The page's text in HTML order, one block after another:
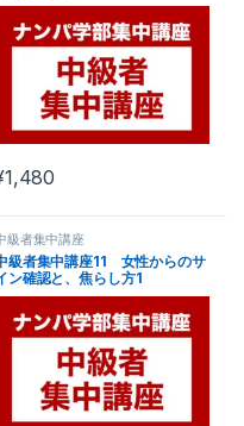
1,480
級者集中講座
級者集中講座11 女性からのサ
ン確認と、焦らし方1